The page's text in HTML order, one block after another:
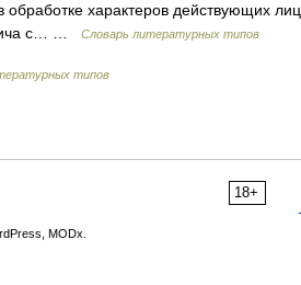
характеров действующих лиц,
с… …
Словарь литературных типов
типов
18+
MODx.